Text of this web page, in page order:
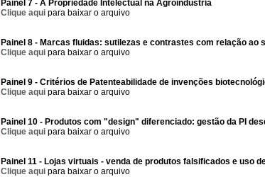
Painel 7 - A Propriedade Intelectual na Agroindústria
Clique aquipara baixar o arquivo
Painel 8 - Marcas fluidas: sutilezas e contrastes com relação ao
Clique aquipara baixar o arquivo
Painel 9 - Critérios de Patenteabilidade de invenções
Clique aquipara baixar o arquivo
Painel 10 - Produtos com "design" diferenciado: gestão da PI
Clique aquipara baixar o arquivo
Painel 11 - Lojas virtuais - venda de produtos falsificados e uso
Clique aquipara baixar o arquivo